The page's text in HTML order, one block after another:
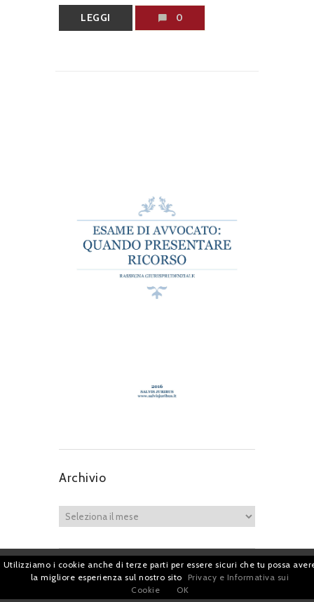
LEGGI 0
Archivio
Iscriviti per restare sempre aggiornato!
Utilizziamo i cookie anche di terze parti per essere sicuri che tu possa
la migliore esperienza sul nostro sito
Privacy e Informativa sui
Cookie
OK